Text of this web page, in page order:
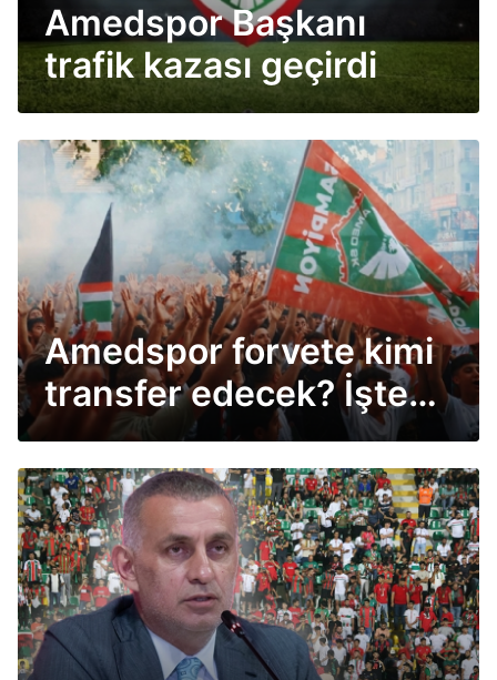
Amedspor Başkanı
trafik kazası geçirdi
Amedspor forvete kimi
transfer edecek? İşte
transferde son durum